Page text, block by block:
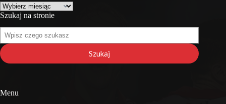
Archiwa
Szukaj na stronie
Szukaj
na
stronie
Szukaj
Menu